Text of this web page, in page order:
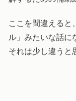
ここを間違えると
ル」みたいな話に
それは少し違うと